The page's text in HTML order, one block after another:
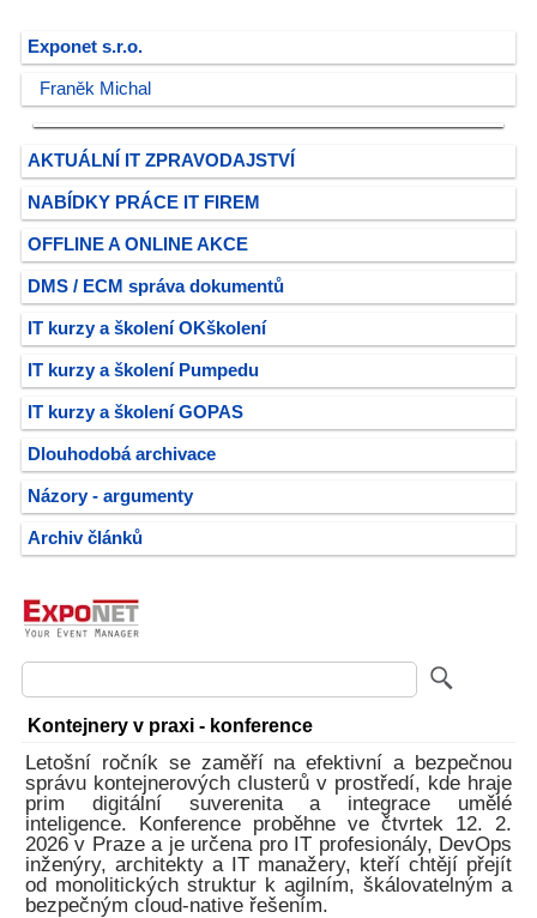
Exponet s.r.o.
Franěk Michal
AKTUÁLNÍ IT ZPRAVODAJSTVÍ
NABÍDKY PRÁCE IT FIREM
OFFLINE A ONLINE AKCE
DMS / ECM správa dokumentů
IT kurzy a školení OKškolení
IT kurzy a školení Pumpedu
IT kurzy a školení GOPAS
Dlouhodobá archivace
Názory - argumenty
Archiv článků
Kontejnery v praxi - konference
Letošní ročník se zaměří na efektivní a bezpečnou
správu kontejnerových clusterů v prostředí, kde hraje
prim digitální suverenita a integrace umělé
inteligence. Konference proběhne ve čtvrtek 12. 2.
2026 v Praze a je určena pro IT profesionály, DevOps
inženýry, architekty a IT manažery, kteří chtějí přejít
od monolitických struktur k agilním, škálovatelným a
bezpečným cloud-native řešením.